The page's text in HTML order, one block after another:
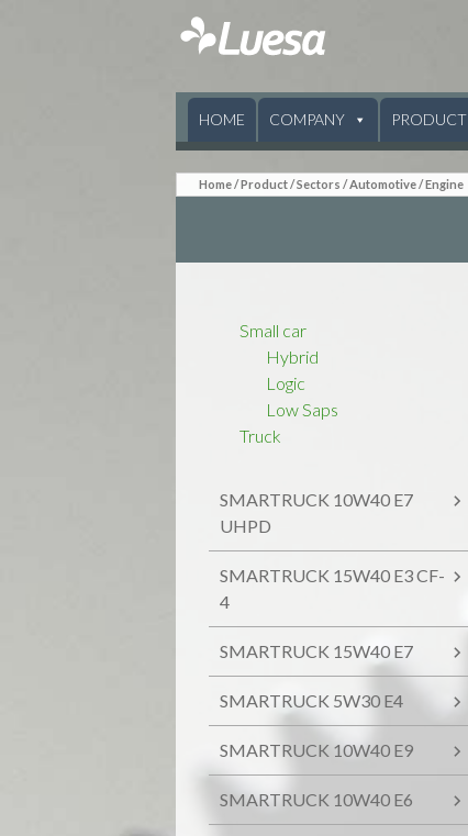
SKIP TO CONTENT
HOME COMPANY PRODUCT
Home /Product / Sectors /Automotive / Engine
Small car
Hybrid
Logic
Low Saps
Truck
SMARTRUCK 10W40 E7
UHPD
SMARTRUCK 15W40 E3 CF-
4
SMARTRUCK 15W40 E7
SMARTRUCK 5W30 E4
SMARTRUCK 10W40 E9
SMARTRUCK 10W40 E6